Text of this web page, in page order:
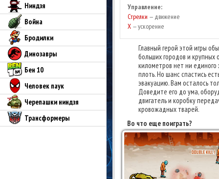
Ниндзя
Война
Бродилки
Динозавры
Бен 10
Человек паук
Черепашки ниндзя
Трансформеры
Управление:
Стрелки — движение
X — ускорение
Главный герой этой игры
больших городов и крупных
километров нет ни
плоть. Но шанс спастись
эвакуацию. Вам осталось
Доведите его до ума,
двигатель и коробку
кровожадных тварей.
Во что еще поиграть?